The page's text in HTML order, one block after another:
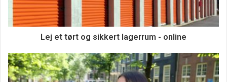
Hvilken muligheder kan en virksomhed
have, når der skal vælges en ny
Lej et tørt og sikkert lagerrum - online